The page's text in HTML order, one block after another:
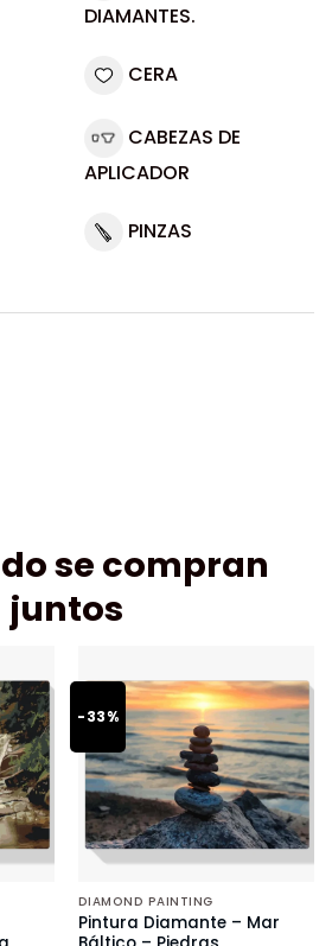
DIAMANTES.
CERA
CABEZAS DE
APLICADOR
PINZAS
se compran
juntos
-33%
DIAMOND PAINTING
Pintura Diamante – Mar